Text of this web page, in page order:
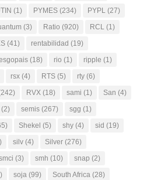
(1) PYMES (234) PYPL (27)
(3) Ratio (920) RCL (1)
(41) rentabilidad (19)
(18) rio (1) ripple (1)
rsx (4) RTS (5) rty (6)
RVX (18) sami (1) San (4)
(2) semis (267) sgg (1)
Shekel (5) shy (4) sid (19)
silv (4) Silver (276)
(3) smh (10) snap (2)
soja (99) South Africa (28)